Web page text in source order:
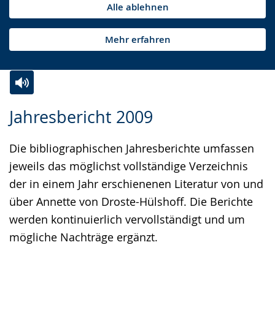
Alle ablehnen
Mehr erfahren
Jahresbericht 2009
Die bibliographischen Jahresberichte umfassen
jeweils das möglichst vollständige Verzeichnis
der in einem Jahr erschienenen Literatur von und
über Annette von Droste-Hülshoff. Die Berichte
werden kontinuierlich vervollständigt und um
mögliche Nachträge ergänzt.
Leichten
wechseln.
Audio-
Video
Deutscher
Gebärdensprache
wird
angezeigt.